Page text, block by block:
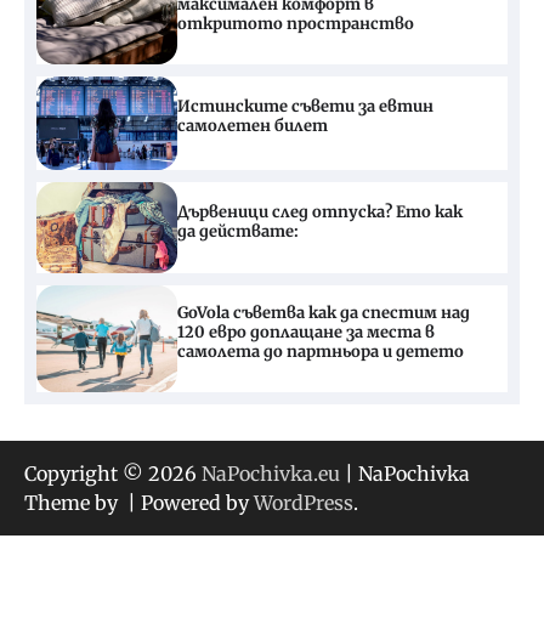
откритото пространство
Истинските съвети за евтин
самолетен билет
Дървеници след отпуска? Ето как
да действате:
GoVola съветва как да спестим над
120 евро доплащане за места в
самолета до партньора и детето
Copyright © 2026 NaPochivka.eu | NaPochivka
Theme by
| Powered byWordPress.